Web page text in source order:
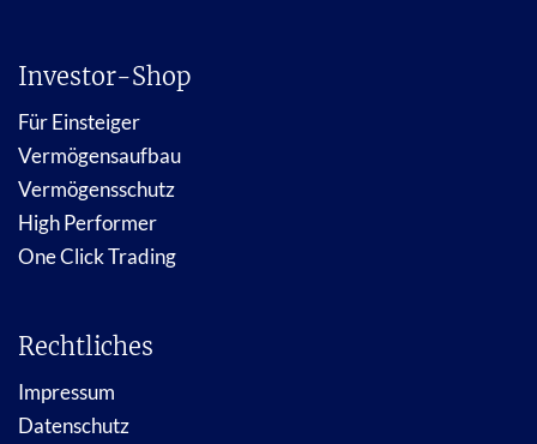
Investor-Shop
Für Einsteiger
Vermögensaufbau
Vermögensschutz
High Performer
One Click Trading
Rechtliches
Impressum
Datenschutz